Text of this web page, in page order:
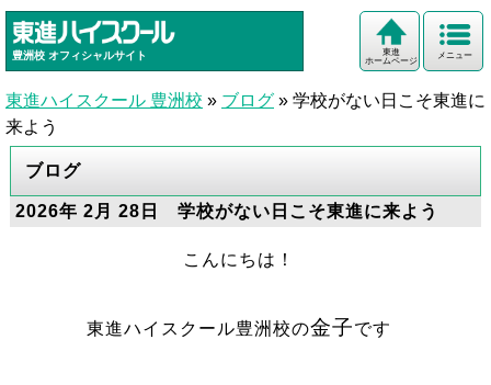
豊洲校 オフィシャルサイト メニュー
東進
ホームページ
東進ハイスクール 豊洲校 » ブログ » 学校がない日こそ東進に
来よう
ブログ
2026年 2月 28日 学校がない日こそ東進に来よう
こんにちは！
東進ハイスクール豊洲校の金子です